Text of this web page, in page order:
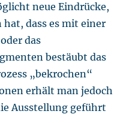
neue Eindrücke,
dass es mit einer
das
bestäubt das
„bekrochen“
erhält man jedoch
Ausstellung geführt